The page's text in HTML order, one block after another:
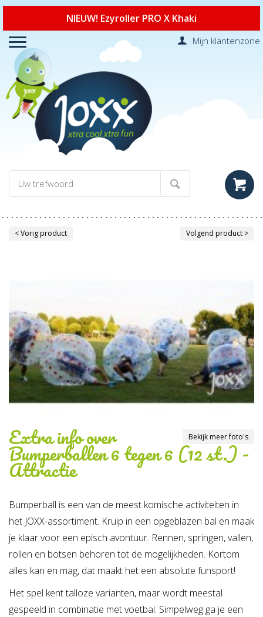
NIEUW! Ezyroller PRO X Khaki
Mijn klantenzone
< Vorig product Volgend product >
Bekijk meer foto's
Extra info over
Bumperballen 6 tegen 6 (12 st.) -
Attractie
Bumperball is een van de meest komische activiteiten in
het JOXX-assortiment. Kruip in een opgeblazen bal en maak
je klaar voor een episch avontuur. Rennen, springen, vallen,
rollen en botsen behoren tot de mogelijkheden. Kortom
alles kan en mag, dat maakt het een absolute funsport!
Het spel kent talloze varianten, maar wordt meestal
gespeeld in combinatie met voetbal. Simpelweg ga je een